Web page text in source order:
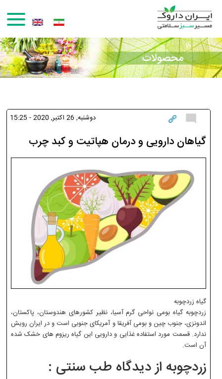
رفتن به محتوای اصلی
دوشنبه, 26 اکتبر, 2020 - 15:25
گیاهان دارویی و درمان هپاتیت و کبد چرب
گیاه زردچوبه
زردچوبه گیاه بومی نواحی گرم آسیا، نظیر کشورهای هندوستان، پاکستان،
اندونزی، جنوب چین و بومی آفریقا و آمریکای جنوبی است و در ایران رویش
ندارد. قسمت مورد استفاده غذایی و دارویی این گیاه ریزوم های خشک شده
آن است.
زردچوبه از دیدگاه طب سنتی :